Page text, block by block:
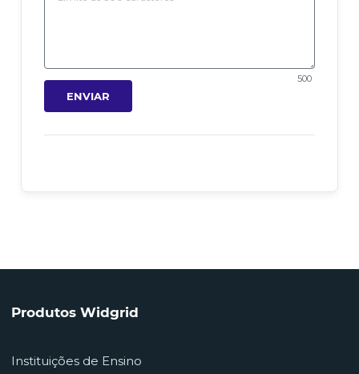
500
ENVIAR
Produtos Widgrid
Instituições de Ensino